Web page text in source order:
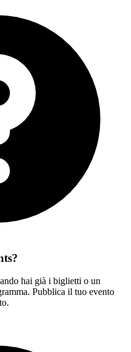
hai già i biglietti o un
Pubblica il tuo evento